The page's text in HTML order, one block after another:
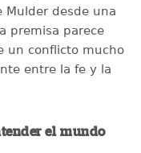
Mulder desde una
premisa parece
un conflicto mucho
entre la fe y la
el mundo